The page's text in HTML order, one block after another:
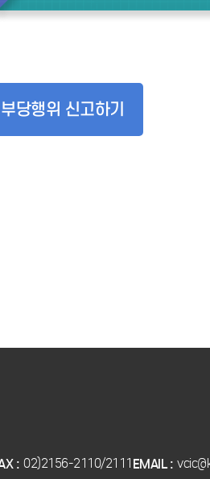
당행위 신고하기
: 02)2156-2110/2111 EMAIL :